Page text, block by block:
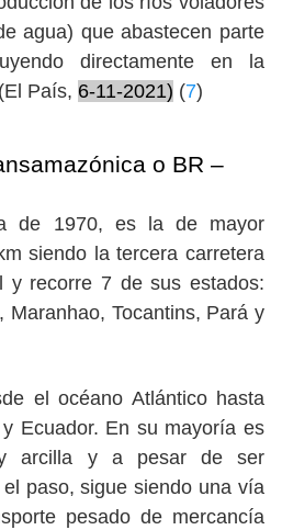
agua) que abastecen parte
directamente en la
País, 6-11-2021) (7)
o BR –
de 1970, es la de mayor
siendo la tercera carretera
y recorre 7 de sus estados:
Maranhao, Tocantins, Pará y
el océano Atlántico hasta
Ecuador. En su mayoría es
arcilla y a pesar de ser
paso, sigue siendo una vía
pesado de mercancía